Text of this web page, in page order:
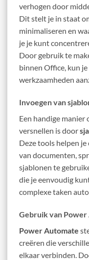
verhogen door
Dit stelt je in staat
minimaliseren en
je je kunt
Door gebruik te
binnen Office, kun
werkzaamheden
Invoegen van
Een handige manier
versnellen is door
Deze tools helpen
van documenten,
sjablonen te
die je eenvoudig
complexe taken
Gebruik van
Power Automate
creëren die
elkaar verbinden.